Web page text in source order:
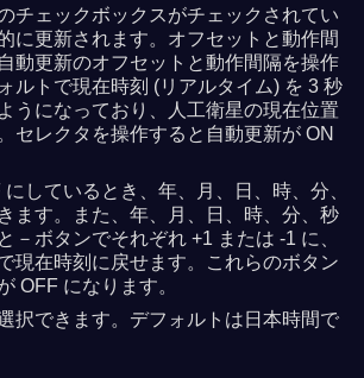
チェックボックスがチェックされてい
に更新されます。オフセットと動作間
動更新のオフセットと動作間隔を操作
ルトで現在時刻 (リアルタイム) を 3 秒
うになっており、人工衛星の現在位置
セレクタを操作すると自動更新が ON
しているとき、年、月、日、時、分、
ます。また、年、月、日、時、分、秒
－ボタンでそれぞれ +1 または -1 に、
現在時刻に戻せます。これらのボタン
OFF になります。
択できます。デフォルトは日本時間で